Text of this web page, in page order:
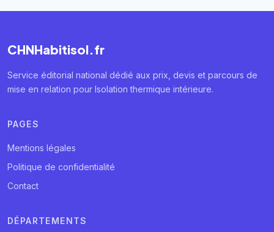
CHNHabitisol.fr
Service éditorial national dédié aux prix, devis et parcours de
mise en relation pour Isolation thermique intérieure.
PAGES
Mentions légales
Politique de confidentialité
Contact
DÉPARTEMENTS